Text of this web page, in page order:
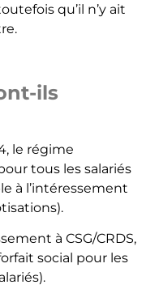
qu’il n’y ait
ils
le régime
tous les salariés
à l’intéressement
à CSG/CRDS,
social pour les